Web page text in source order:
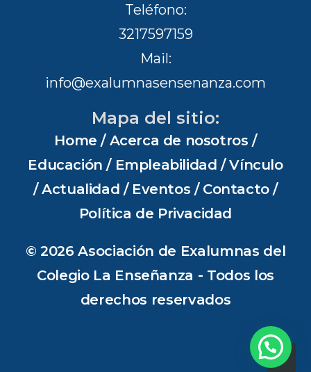
Teléfono:
3217597159
Mail:
info@exalumnasensenanza.com
Mapa del sitio:
Home / Acerca de nosotros /
Educación / Empleabilidad /Vínculo
/Actualidad / Eventos / Contacto/
Política de Privacidad
© 2026 Asociación de Exalumnas del
Colegio La Enseñanza - Todos los
derechos reservados